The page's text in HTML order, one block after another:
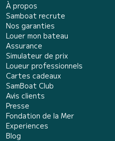
À propos
Samboat recrute
Nos garanties
Louer mon bateau
Assurance
Simulateur de prix
Loueur professionnels
Cartes cadeaux
SamBoat Club
Avis clients
Presse
Fondation de la Mer
Experiences
Blog